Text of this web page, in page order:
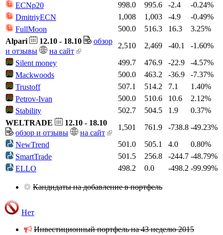
ECNp20 998.0 995.6 -2.4
-0.24%
DmitriyECN
1,008 1,003 -4.9
-0.49%
FullMoon
500.0 516.3 16.3
3.25%
Alpari
12.10 - 18.10
обзор
и отзывы
на сайт
2,510 2,469 -40.1 -1.60%
Silent money 499.7 476.9 -22.9
-4.57%
Mackwoods
500.0 463.2 -36.9
-7.37%
Trustoff
507.1 514.2 7.1
1.40%
Petrov-Ivan
500.0 510.6 10.6
2.12%
Stability
502.7 504.5 1.9
0.37%
WELTRADE
12.10 - 18.10
обзор и отзывы
на сайт
1,501 761.9 -738.8 -49.23%
NewTrend 501.0 505.1 4.0
0.80%
SmartTrade
501.5 256.8 -244.7 -48.79%
ELLO
498.2 0.0 -498.2 -99.99%
Кандидаты на добавление в портфель
Нет
Инвестиционный портфель на 43 неделю 2015